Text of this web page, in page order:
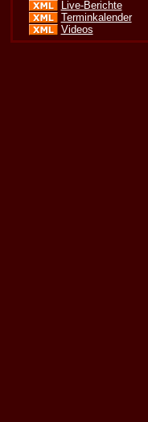
Live-Berichte
Terminkalender
Videos